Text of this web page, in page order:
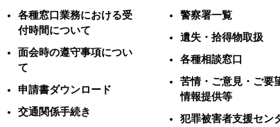
各種窓口業務における受
付時間について
面会時の遵守事項につい
て
申請書ダウンロード
交通関係手続き
警察署一覧
遺失・拾得物取扱
各種相談窓口
苦情・ご意見・ご要
情報提供等
犯罪被害者支援セン